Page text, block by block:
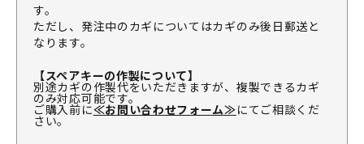
す。
ただし、発注中のカギについてはカギのみ後日郵送と
なります。
【スペアキーの作製について】
別途カギの作製代をいただきますが、複製できるカギ
のみ対応可能です。
ご購入前に≪お問い合わせフォーム≫にてご相談くだ
さい。